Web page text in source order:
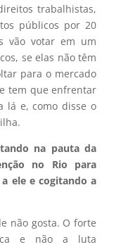
trabalhistas,
públicos por 20
vão votar em um
se elas não têm
para o mercado
tem que enfrentar
lá e, como disse o
na pauta da
no Rio para
ele e cogitando a
não gosta. O forte
e não a luta